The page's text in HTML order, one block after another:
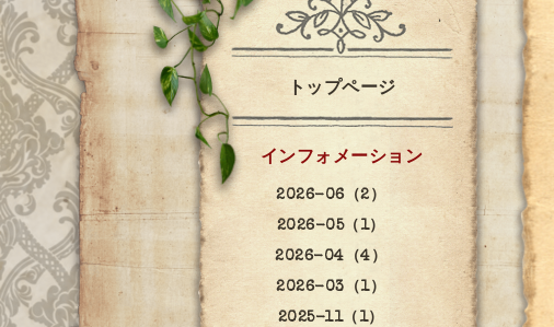
トップページ
インフォメーション
2026-06（2）
2026-05（1）
2026-04（4）
2026-03（1）
2025-11（1）